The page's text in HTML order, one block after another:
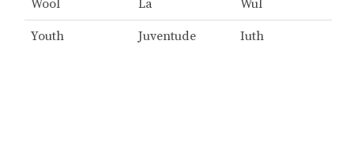
Wool Lã Wul
Youth Juventude Iuth